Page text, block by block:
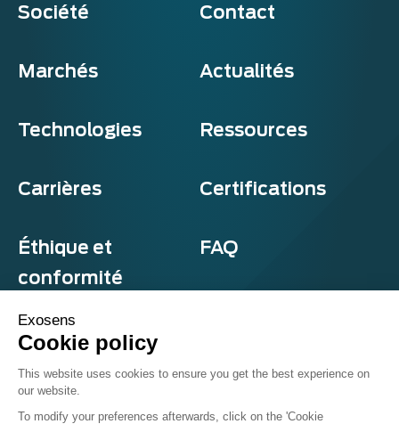
Société Contact
Marchés Actualités
Technologies Ressources
Carrières Certifications
Éthique et
conformité
FAQ
Termes et conditions
© Exosens 2026, tous droits réservés.
Exosens
Cookie policy
This website uses cookies to ensure you get the best experience on
our website.
To modify your preferences afterwards, click on the 'Cookie